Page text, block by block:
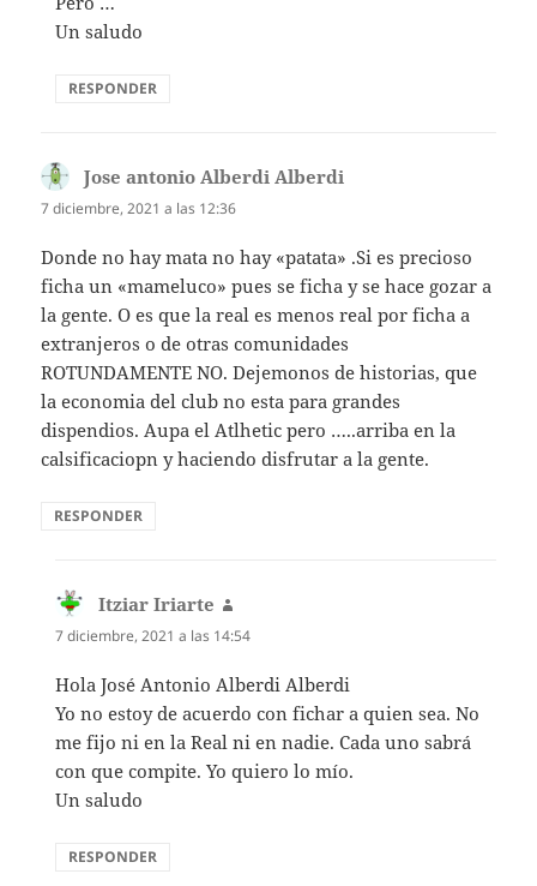
Un saludo
RESPONDER
Jose antonio Alberdi Alberdi
7 diciembre, 2021 a las 12:36
Donde no hay mata no hay «patata» .Si es precioso
ficha un «mameluco» pues se ficha y se hace gozar a
la gente. O es que la real es menos real por ficha a
extranjeros o de otras comunidades
ROTUNDAMENTE NO. Dejemonos de historias, que
la economia del club no esta para grandes
dispendios. Aupa el Atlhetic pero …..arriba en la
calsificaciopn y haciendo disfrutar a la gente.
RESPONDER
Itziar Iriarte
7 diciembre, 2021 a las 14:54
Hola José Antonio Alberdi Alberdi
Yo no estoy de acuerdo con fichar a quien sea. No
me fijo ni en la Real ni en nadie. Cada uno sabrá
con que compite. Yo quiero lo mío.
Un saludo
RESPONDER